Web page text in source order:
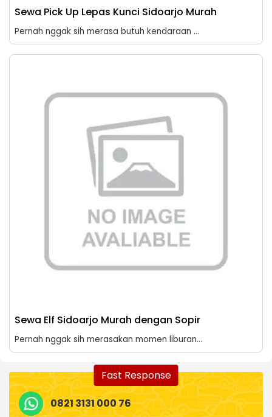
Sewa Pick Up Lepas Kunci Sidoarjo Murah
Pernah nggak sih merasa butuh kendaraan ...
Sewa Elf Sidoarjo Murah dengan Sopir
Pernah nggak sih merasakan momen liburan...
Fast Response
0821 3131 000 76